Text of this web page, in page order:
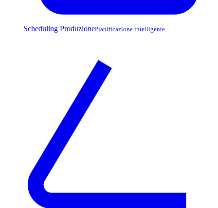
Scheduling ProduzionePianificazione intelligente